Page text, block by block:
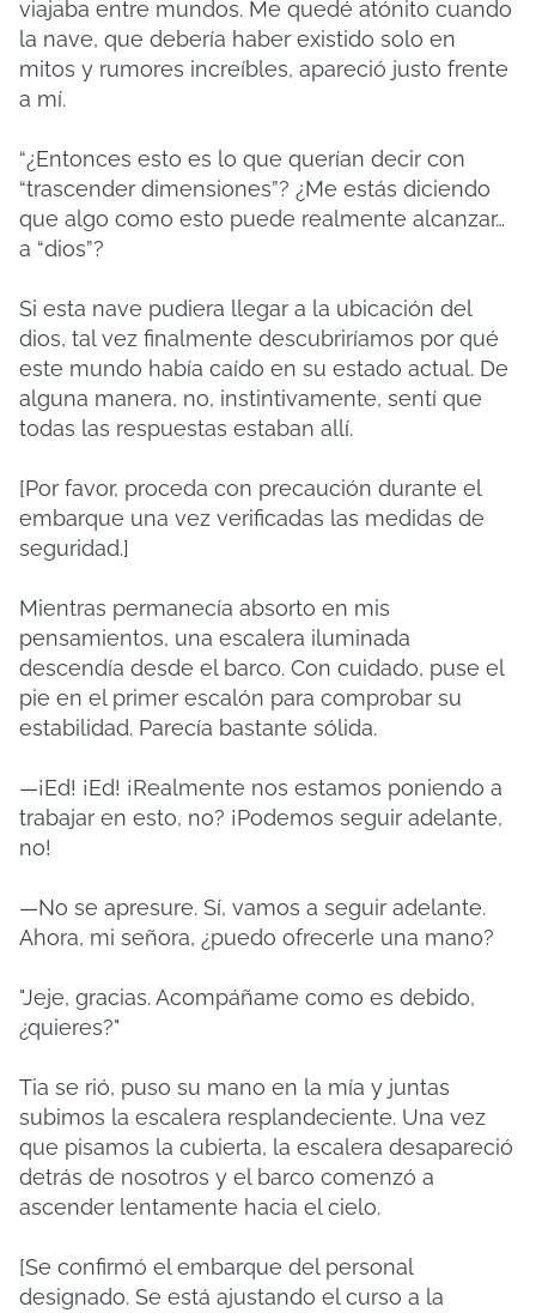
viajaba entre mundos. Me quedé atónito cuando
la nave, que debería haber existido solo en
mitos y rumores increíbles, apareció justo frente
a mí.
“¿Entonces esto es lo que querían decir con
“trascender dimensiones”? ¿Me estás diciendo
que algo como esto puede realmente alcanzar…
a “dios”?
Si esta nave pudiera llegar a la ubicación del
dios, tal vez finalmente descubriríamos por qué
este mundo había caído en su estado actual. De
alguna manera, no, instintivamente, sentí que
todas las respuestas estaban allí.
[Por favor, proceda con precaución durante el
embarque una vez verificadas las medidas de
seguridad.]
Mientras permanecía absorto en mis
pensamientos, una escalera iluminada
descendía desde el barco. Con cuidado, puse el
pie en el primer escalón para comprobar su
estabilidad. Parecía bastante sólida.
—¡Ed! ¡Ed! ¡Realmente nos estamos poniendo a
trabajar en esto, no? ¡Podemos seguir adelante,
no!
—No se apresure. Sí, vamos a seguir adelante.
Ahora, mi señora, ¿puedo ofrecerle una mano?
"Jeje, gracias. Acompáñame como es debido,
¿quieres?"
Tia se rió, puso su mano en la mía y juntas
subimos la escalera resplandeciente. Una vez
que pisamos la cubierta, la escalera desapareció
detrás de nosotros y el barco comenzó a
ascender lentamente hacia el cielo.
[Se confirmó el embarque del personal
designado. Se está ajustando el curso a la